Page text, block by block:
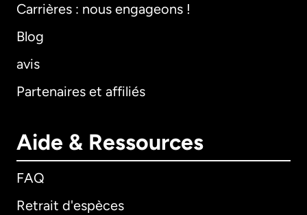
Carrières : nous engageons !
Blog
avis
Partenaires et affiliés
Aide & Ressources
FAQ
Retrait d'espèces